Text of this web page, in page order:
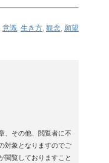
, 意識, 生き方, 観念, 願望
、その他、閲覧者に不
対象となりますのでご
閲覧しておりますこと